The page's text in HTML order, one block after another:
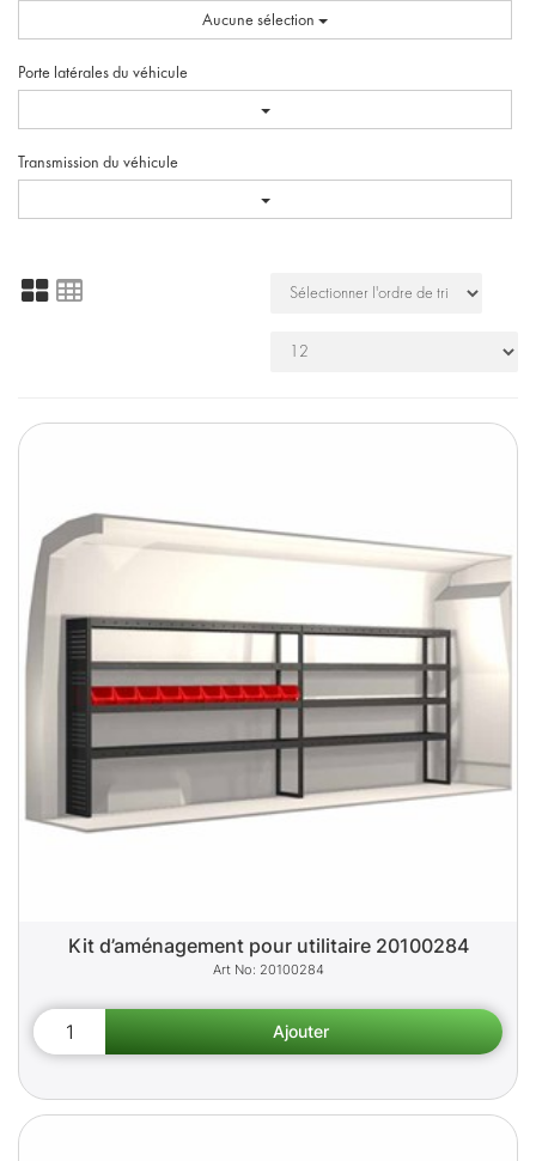
Aucune sélection
Porte latérales du véhicule
Transmission du véhicule
Kit d’aménagement pour utilitaire 20100284
20100284